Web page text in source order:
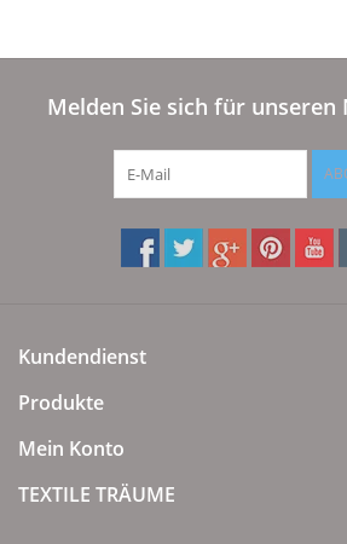
Melden Sie sich für unseren
Kundendienst
Produkte
Mein Konto
TEXTILE TRÄUME